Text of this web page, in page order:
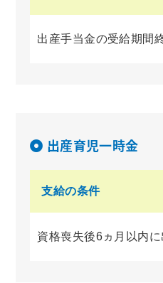
出産手当金の受給期間
出産育児一時金
支給の条件
資格喪失後6ヵ月以内